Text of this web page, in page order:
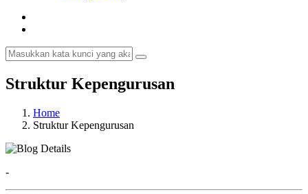
Struktur Kepengurusan
Home
Struktur Kepengurusan
-